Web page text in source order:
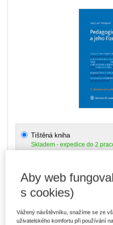
Tištěná kniha
Skladem - expedice do 2
E-kniha Smarteca +
V prodeji - ihned k dispozici
Co je Smarteca?
Kde najdu soubory e-knih?
Aby web
s cookies)
Vážený návštěvníku, snažíme se ze
uživatelského komfortu při používání